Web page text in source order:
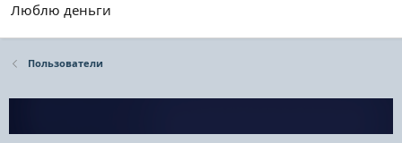
Люблю деньги
Пользователи